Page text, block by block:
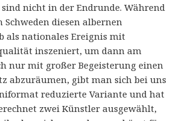
nicht in der Endrunde. Während
diesen albernen
als nationales Ereignis mit
inszeniert, um dann am
nur mit großer Begeisterung einen
abzuräumen, gibt man sich bei uns
reduzierte Variante und hat
zwei Künstler ausgewählt,